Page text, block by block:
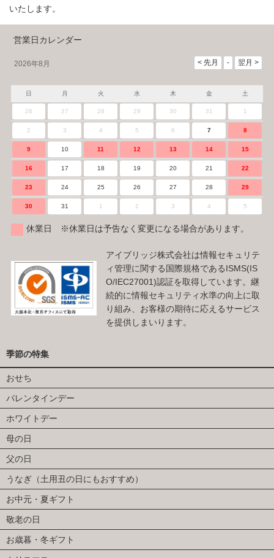
いたします。
営業日カレンダー
2026年8月
日 月 火 水 木 金 土
26 27 28 29 30 31 1
2 3 4 5 6 7 8
9 10 11 12 13 14 15
16 17 18 19 20 21 22
23 24 25 26 27 28 29
30 31 1 2 3 4 5
休業日 ※休業日は予告なく変更になる場合があります。
アイブリッジ株式会社は情報セキュリテ
ィ管理に関する国際規格であるISMS(IS
O/IEC27001)認証を取得しています。継
続的に情報セキュリティ水準の向上に取
り組み、お客様の期待に応えるサービス
を提供しまいります。
季節の特集
おせち
バレンタインデー
ホワイトデー
母の日
父の日
うなぎ（土用丑の日にもおすすめ）
お中元・夏ギフト
敬老の日
お歳暮・冬ギフト